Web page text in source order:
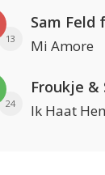
13
Sam Feld
Mi Amore
24
Froukje &
Ik Haat